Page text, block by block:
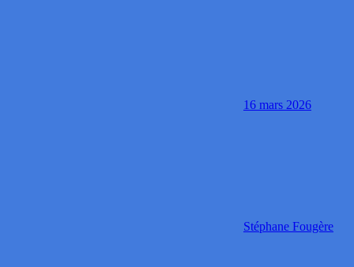
16 mars 2026
Stéphane Fougère